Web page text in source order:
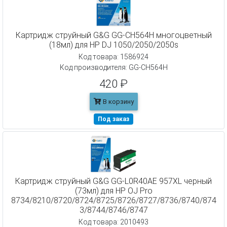
Картридж струйный G&G GG-CH564H многоцветный
(18мл) для HP DJ 1050/2050/2050s
Код товара: 1586924
Код производителя: GG-CH564H
420 ₽
В корзину
Под заказ
Картридж струйный G&G GG-L0R40AE 957XL черный
(73мл) для HP OJ Pro
8734/8210/8720/8724/8725/8726/8727/8736/8740/874
3/8744/8746/8747
Код товара: 2010493